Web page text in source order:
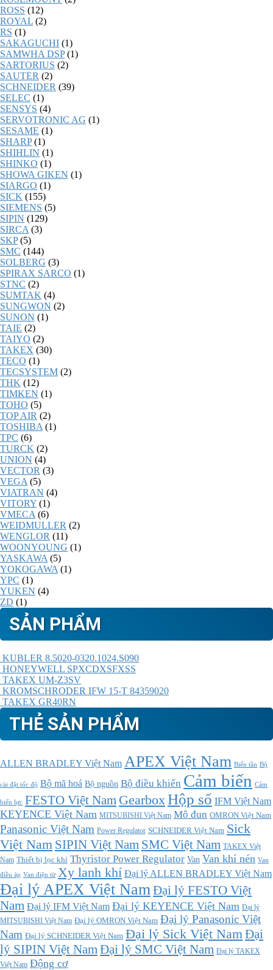
ROSS (12)
ROYAL (2)
RS (1)
SAKAGUCHI (1)
SAMWHA DSP (1)
SARTORIUS (2)
SAUTER (2)
SCHNEIDER (39)
SELEC (1)
SENSYS (4)
SERVOTRONIC AG (1)
SESAME (1)
SHARP (1)
SHIHLIN (1)
SHINKO (1)
SHOWA GIKEN (1)
SIARGO (1)
SICK (155)
SIEMENS (5)
SIPIN (129)
SIRCA (3)
SKP (5)
SMC (144)
SOLBERG (3)
SPIRAX SARCO (1)
STNC (2)
SUMTAK (4)
SUNGWON (2)
SUNON (1)
TAIE (2)
TAIYO (2)
TAKEX (30)
TECO (1)
TECSYSTEM (2)
THK (12)
TIMKEN (1)
TOHO (5)
TOP AIR (2)
TOSHIBA (1)
TPC (6)
TURCK (2)
UNION (4)
VECTOR (3)
VEGA (5)
VIATRAN (4)
VITORY (1)
VMECA (6)
WEIDMULLER (2)
WENGLOR (11)
WOONYOUNG (1)
YASKAWA (5)
YOKOGAWA (1)
YPC (1)
YUKEN (4)
ZD (1)
SẢN PHẨM
KUBLER 8.5020-0320.1024.S090
HONEYWELL SPXCDXSFXSS
TAKEX UM-Z3SV
KROMSCHRODER IFW 15-T 84359020
TAKEX GR40RN
THẺ SẢN PHẨM
ALLEN BRADLEY Việt Nam APEX Việt Nam Biến tần Bộ
cài đặt tốc độ Bộ mã hoá Bộ nguồn Bộ điều khiển Cảm biến Cảm
biến lực FESTO Việt Nam GearboxHộp số IFM Việt Nam
KEYENCE Việt Nam MITSUBISHI Việt Nam Mô đun OMRON Việt Nam
Panasonic Việt Nam Power Regulator SCHNEIDER Việt Nam Sick
Việt Nam SIPIN Việt Nam SMC Việt Nam TAKEX Việt
Nam Thiết bị lọc khí Thyristor Power Regulator Van Van khí nén Van
điều áp Van điện từ Xy lanh khí Đại lý ALLEN BRADLEY Việt Nam
Đại lý APEX Việt NamĐại lý FESTO Việt
Nam Đại lý IFM Việt Nam Đại lý KEYENCE Việt Nam Đại lý
MITSUBISHI Việt Nam Đại lý OMRON Việt Nam Đại lý Panasonic Việt
Nam Đại lý SCHNEIDER Việt Nam Đại lý Sick Việt NamĐại
lý SIPIN Việt Nam Đại lý SMC Việt Nam Đại lý TAKEX
Việt Nam Động cơ